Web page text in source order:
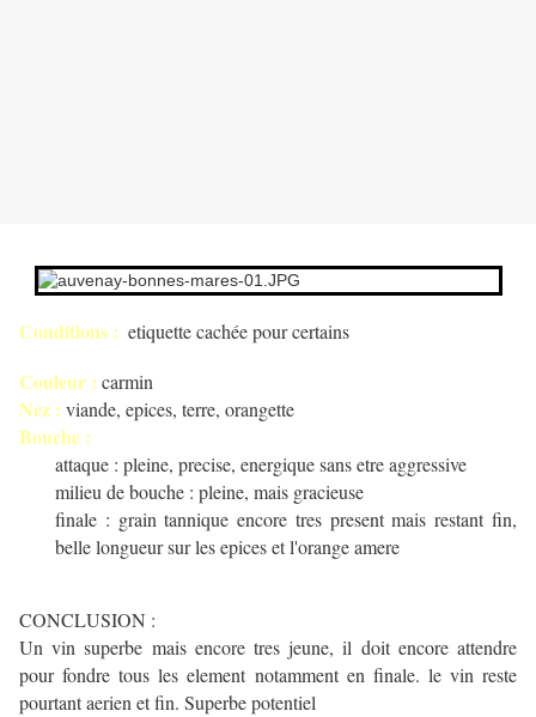
Conditions : etiquette cachée pour certains
Couleur : carmin
Nez : viande, epices, terre, orangette
Bouche :
attaque : pleine, precise, energique sans etre aggressive
milieu de bouche : pleine, mais gracieuse
finale : grain tannique encore tres present mais restant fin,
belle longueur sur les epices et l'orange amere
CONCLUSION :
Un vin superbe mais encore tres jeune, il doit encore attendre
pour fondre tous les element notamment en finale. le vin reste
pourtant aerien et fin. Superbe potentiel